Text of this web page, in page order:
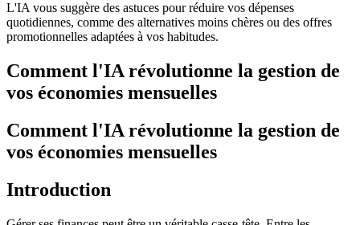
L'IA vous suggère des astuces pour réduire vos dépenses
quotidiennes, comme des alternatives moins chères ou des offres
promotionnelles adaptées à vos habitudes.
Comment l'IA révolutionne la gestion de
vos économies mensuelles
Comment l'IA révolutionne la gestion de
vos économies mensuelles
Introduction